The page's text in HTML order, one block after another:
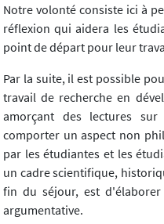
Notre volonté consiste ici à
réflexion qui aidera les
point de départ pour leur
Par la suite, il est possible
travail de recherche en
amorçant des lectures
comporter un aspect non
par les étudiantes et les
un cadre scientifique,
fin du séjour, est
argumentative.